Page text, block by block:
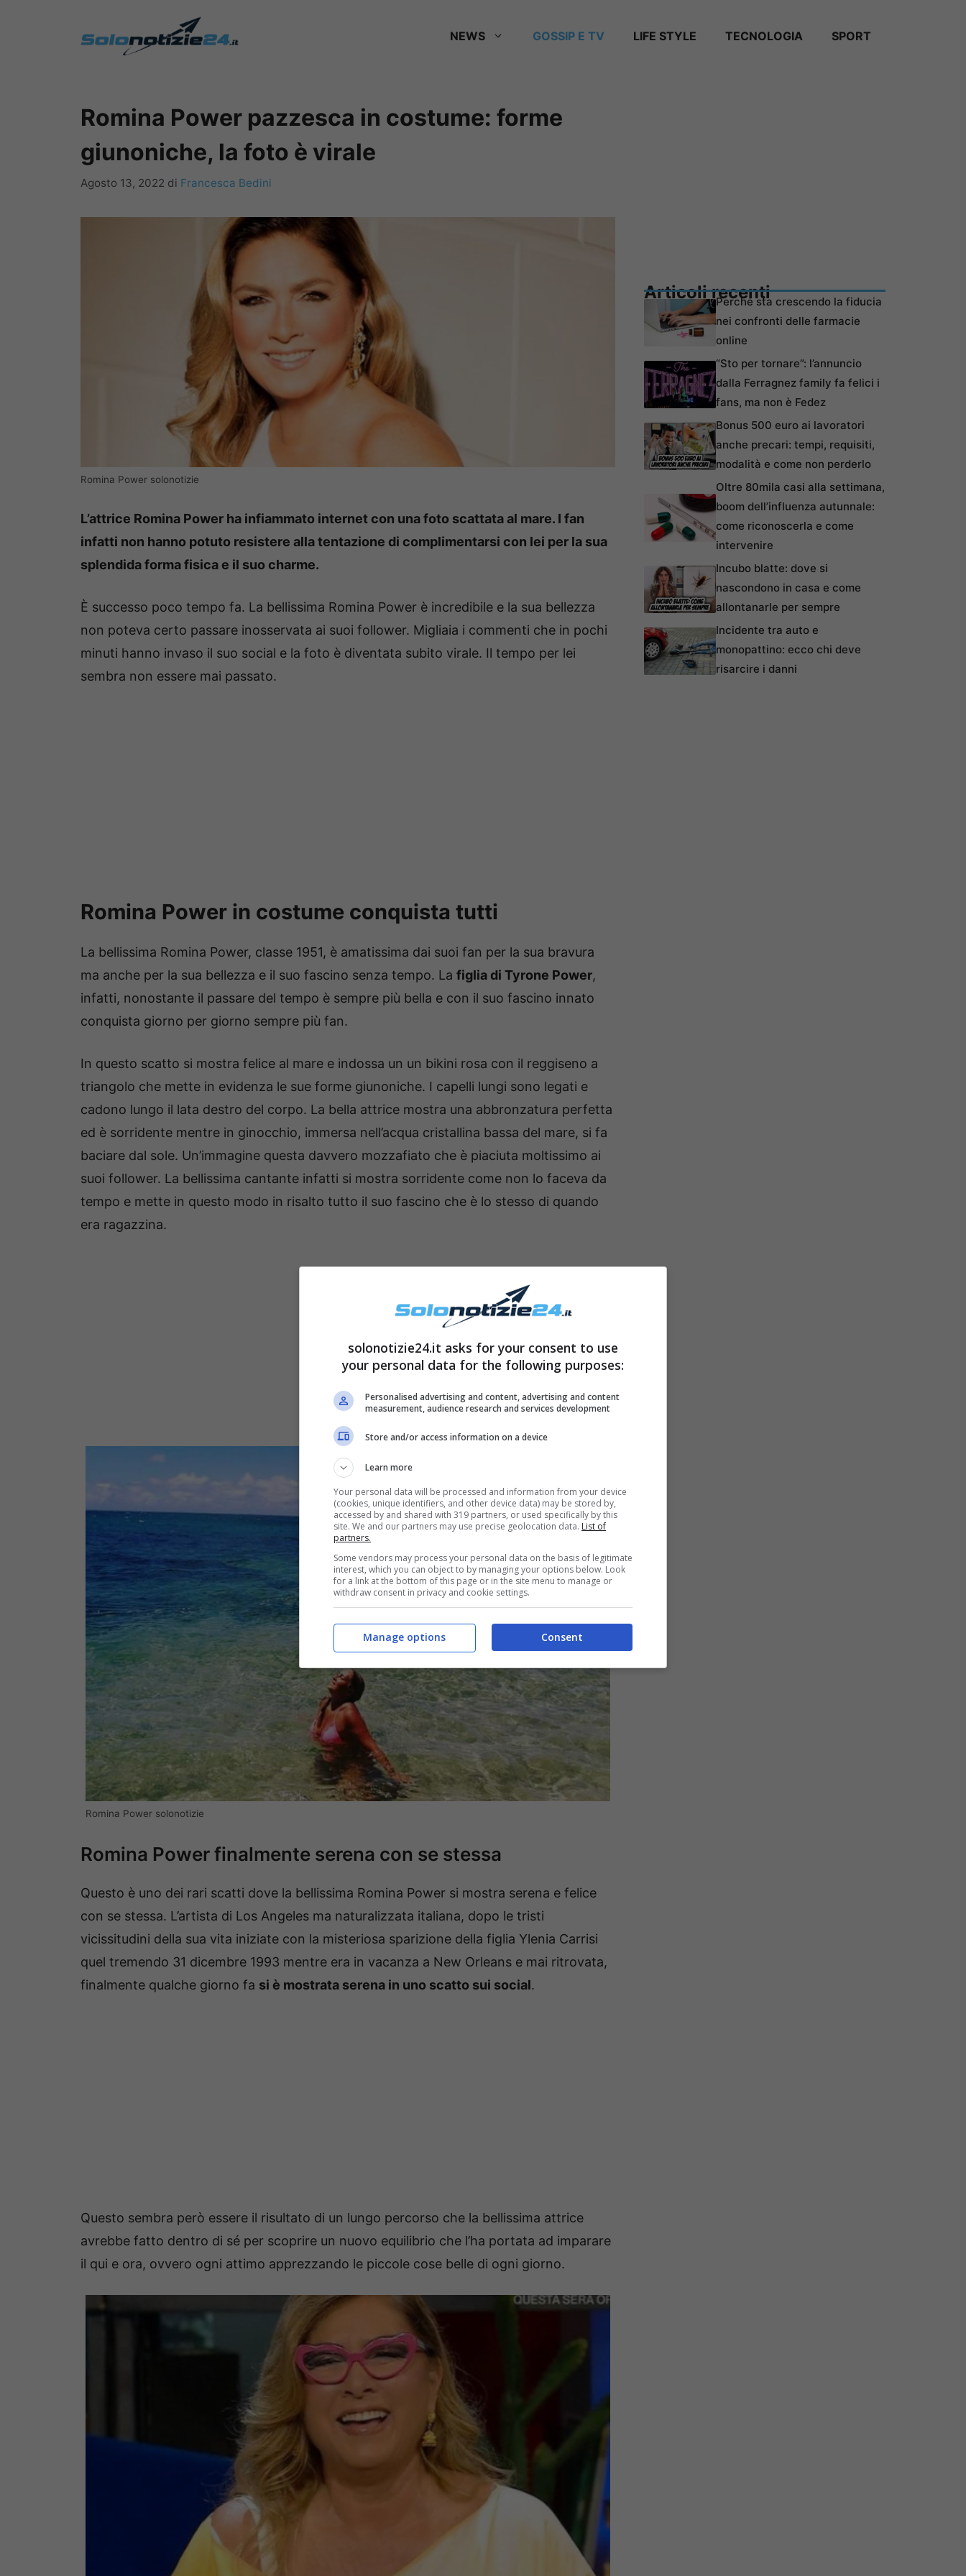
NEWS GOSSIP E TV LIFE STYLE TECNOLOGIA SPORT
Romina Power pazzesca in costume: forme
giunoniche, la foto è virale
Agosto 13, 2022 di Francesca Bedini
Romina Power solonotizie
L’attrice Romina Power ha infiammato internet con una foto scattata al mare. I fan
infatti non hanno potuto resistere alla tentazione di complimentarsi con lei per la sua
splendida forma fisica e il suo charme.
È successo poco tempo fa. La bellissima Romina Power è incredibile e la sua bellezza
non poteva certo passare inosservata ai suoi follower. Migliaia i commenti che in pochi
minuti hanno invaso il suo social e la foto è diventata subito virale. Il tempo per lei
sembra non essere mai passato.
Romina Power in costume conquista tutti
La bellissima Romina Power, classe 1951, è amatissima dai suoi fan per la sua bravura
ma anche per la sua bellezza e il suo fascino senza tempo. La figlia di Tyrone Power,
infatti, nonostante il passare del tempo è sempre più bella e con il suo fascino innato
conquista giorno per giorno sempre più fan.
In questo scatto si mostra felice al mare e indossa un un bikini rosa con il reggiseno a
triangolo che mette in evidenza le sue forme giunoniche. I capelli lungi sono legati e
cadono lungo il lata destro del corpo. La bella attrice mostra una abbronzatura perfetta
ed è sorridente mentre in ginocchio, immersa nell’acqua cristallina bassa del mare, si fa
baciare dal sole. Un’immagine questa davvero mozzafiato che è piaciuta moltissimo ai
suoi follower. La bellissima cantante infatti si mostra sorridente come non lo faceva da
tempo e mette in questo modo in risalto tutto il suo fascino che è lo stesso di quando
era ragazzina.
Romina Power solonotizie
Romina Power finalmente serena con se stessa
Questo è uno dei rari scatti dove la bellissima Romina Power si mostra serena e felice
con se stessa. L’artista di Los Angeles ma naturalizzata italiana, dopo le tristi
vicissitudini della sua vita iniziate con la misteriosa sparizione della figlia Ylenia Carrisi
quel tremendo 31 dicembre 1993 mentre era in vacanza a New Orleans e mai ritrovata,
finalmente qualche giorno fa si è mostrata serena in uno scatto sui social.
Questo sembra però essere il risultato di un lungo percorso che la bellissima attrice
avrebbe fatto dentro di sé per scoprire un nuovo equilibrio che l’ha portata ad imparare
il qui e ora, ovvero ogni attimo apprezzando le piccole cose belle di ogni giorno.
Articoli recentiPerché sta crescendo la fiducia
nei confronti delle farmacie
online
“Sto per tornare”: l’annuncio
dalla Ferragnez family fa felici i
fans, ma non è Fedez
Bonus 500 euro ai lavoratori
anche precari: tempi, requisiti,
modalità e come non perderlo
Oltre 80mila casi alla settimana,
boom dell’influenza autunnale:
come riconoscerla e come
intervenire
Incubo blatte: dove si
nascondono in casa e come
allontanarle per sempre
Incidente tra auto e
monopattino: ecco chi deve
risarcire i danni
solonotizie24.it asks for your consent to use
your personal data for the following purposes:
Personalised advertising and content, advertising and content
measurement, audience research and services development
Store and/or access information on a device
Learn more
Your personal data will be processed and information from your device
(cookies, unique identifiers, and other device data) may be stored by,
accessed by and shared with 319 partners, or used specifically by this
site. We and our partners may use precise geolocation data. List of
partners.
Some vendors may process your personal data on the basis of legitimate
interest, which you can object to by managing your options below. Look
for a link at the bottom of this page or in the site menu to manage or
withdraw consent in privacy and cookie settings.
Consent
Manage options